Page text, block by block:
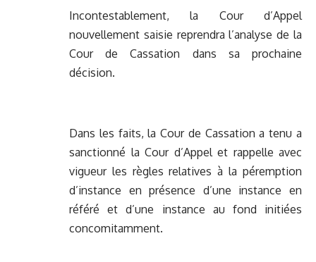
Incontestablement, la Cour d’Appel
nouvellement saisie reprendra l’analyse de la
Cour de Cassation dans sa prochaine
décision.
Dans les faits, la Cour de Cassation a tenu a
sanctionné la Cour d’Appel et rappelle avec
vigueur les règles relatives à la péremption
d’instance en présence d’une instance en
référé et d’une instance au fond initiées
concomitamment.